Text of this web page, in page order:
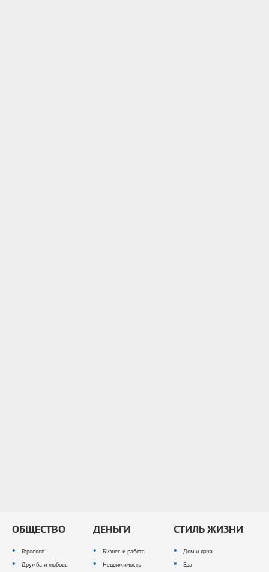
ОБЩЕСТВО
Гороскоп
Дружба и любовь
ДЕНЬГИ
Бизнес и работа
Недвижимость
СТИЛЬ ЖИЗНИ
Дом и дача
Еда